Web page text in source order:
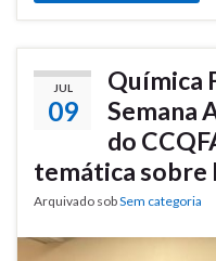
JUL
09
Química
Semana
do
temática sobre
Arquivado sobSem categoria